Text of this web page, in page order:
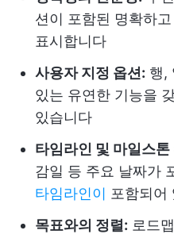
션이 포함된 명확하
표시합니다
사용자 지정 옵션: 행,
있는 유연한 기능을
있습니다
타임라인 및 마일스톤
감일 등 주요 날짜가
타임라인이 포함되어
목표와의 정렬: 로드